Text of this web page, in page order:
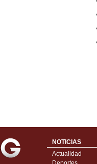
NOTICIAS
Actualidad